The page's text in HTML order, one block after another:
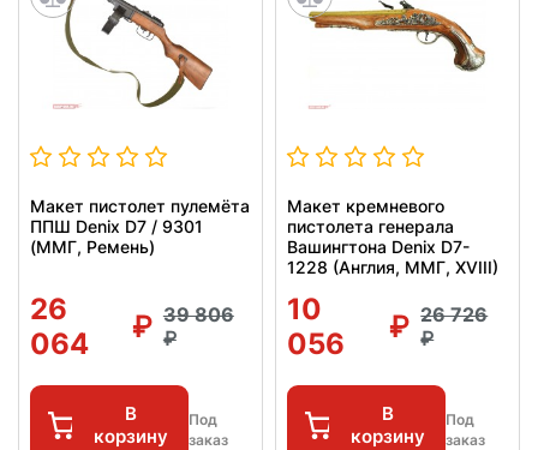
Макет пистолет пулемёта
ППШ Denix D7 / 9301
(ММГ, Ремень)
26
064
39 806
В
корзину
Под
заказ
Макет кремневого
пистолета генерала
Вашингтона Denix D7-
1228 (Англия, ММГ, XVIII)
10
056
26 726
В
корзину
Под
заказ